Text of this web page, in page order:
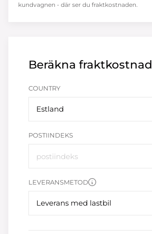
Beräkna fraktkostnad
COUNTRY
Estland
POSTIINDEKS
LEVERANSMETOD
Leverans med lastbil
kundvagnen - där ser du fraktkostnaden.